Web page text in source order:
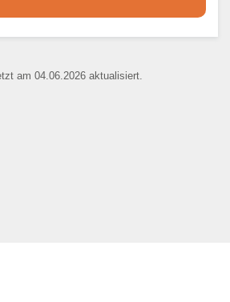
und ist nicht
am 04.06.2026 aktualisiert.